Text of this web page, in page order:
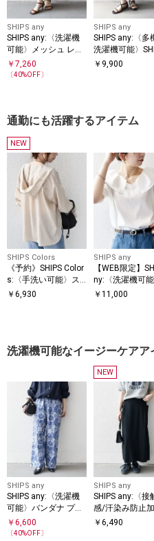
SHIPS any
SHIPS any:〈洗濯機
可能〉メッシュ レー
ス エンブロイダリー
Iライン スカート
￥ 7,260
〔40%OFF〕
SHIPS any
SHIPS any:〈多
洗濯機可能〉
CH ポケット ス
￥ 9,900
通勤にも活躍するアイテム
NEW
SHIPS Colors
《予約》SHIPS Color
s:〈手洗い可能〉ス
トライプ フード シャ
￥ 6,930
SHIPS any
【WEB限定】
ny:〈洗濯機可能
フ サテン フリル
￥11,000
洗濯機可能なイージーケアア
SHIPS any
SHIPS any:〈洗濯機
可能〉バンダナ プリ
ント イージー ワイド
パンツ
￥ 6,600
〔40%OFF〕
NEW
SHIPS any
SHIPS any:〈接
感/汗染み防止
洗濯機可能〉Iラ
￥6,490